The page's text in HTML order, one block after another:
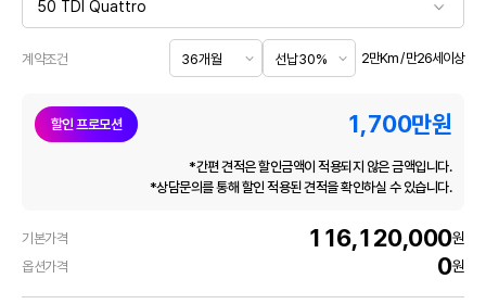
계약조건 2만Km / 만26세이상
할인 프로모션 1,700만원
*간편 견적은 할인금액이 적용되지 않은 금액입니다.
*상담문의를 통해 할인 적용된 견적을 확인하실 수 있습니다.
기본가격 116,120,000원
옵션가격 0원